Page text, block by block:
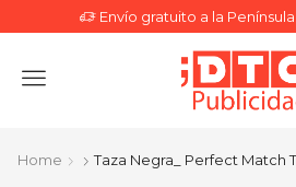
Envío gratuito a la Península
Menu
Home Taza Negra_ Perfect Match